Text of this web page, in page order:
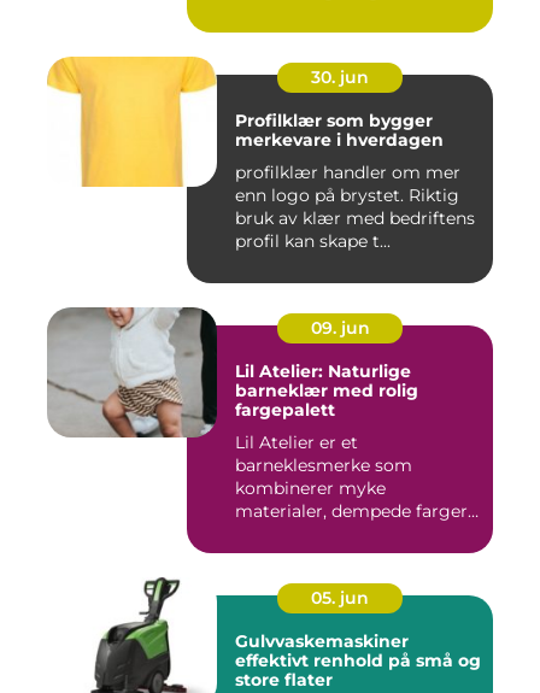
30. jun
Profilklær som bygger
merkevare i hverdagen
profilklær handler om mer
enn logo på brystet. Riktig
bruk av klær med bedriftens
profil kan skape t...
09. jun
Lil Atelier: Naturlige
barneklær med rolig
fargepalett
Lil Atelier er et
barneklesmerke som
kombinerer myke
materialer, dempede farger
05. jun
Gulvvaskemaskiner
effektivt renhold på små og
store flater